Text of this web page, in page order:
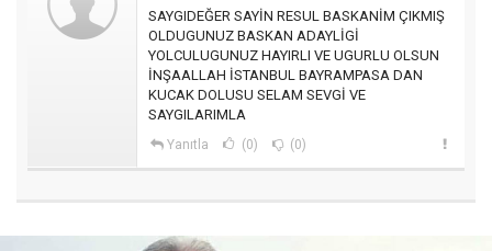
SAYGIDEĞER SAYİN RESUL BASKANİM ÇIKMIŞ
OLDUGUNUZ BASKAN ADAYLİGİ
YOLCULUGUNUZ HAYIRLI VE UGURLU OLSUN
İNŞAALLAH İSTANBUL BAYRAMPASA DAN
KUCAK DOLUSU SELAM SEVGİ VE
SAYGILARIMLA
Yanıtla (0) (0)